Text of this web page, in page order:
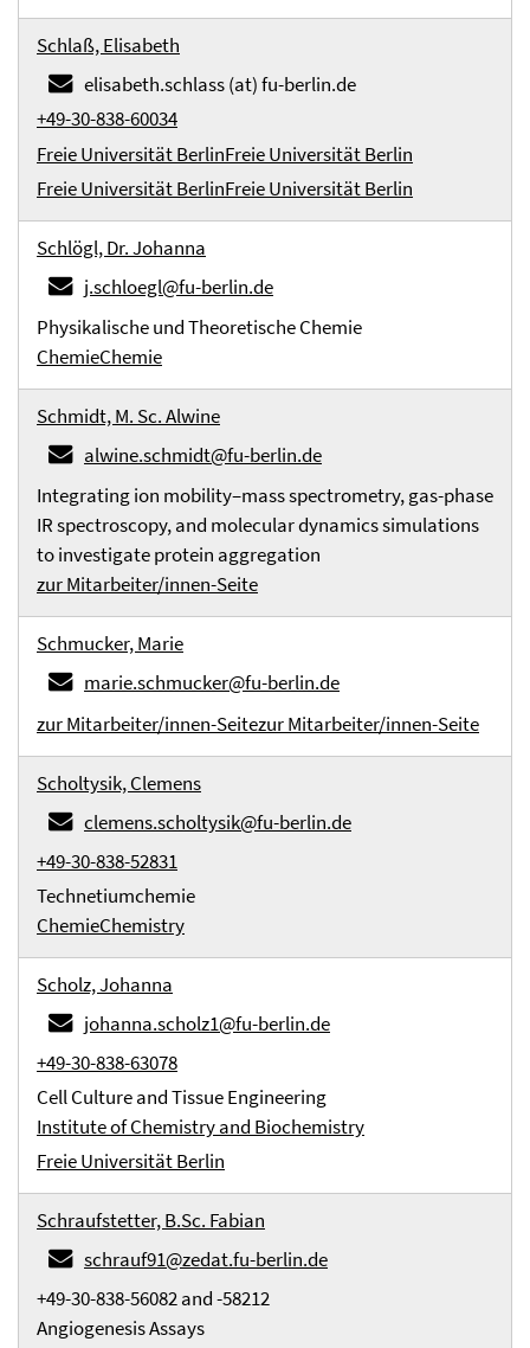
Schlaß, Elisabeth
elisabeth.schlass (at) fu-berlin.de
+49-30-838-60034
Freie Universität BerlinFreie Universität Berlin
Freie Universität BerlinFreie Universität Berlin
Schlögl, Dr. Johanna
j.schloegl@fu-berlin.de
Physikalische und Theoretische Chemie
ChemieChemie
Schmidt, M. Sc. Alwine
alwine.schmidt@fu-berlin.de
Integrating ion mobility–mass spectrometry, gas-phase
IR spectroscopy, and molecular dynamics simulations
to investigate protein aggregation
zur Mitarbeiter/innen-Seite
Schmucker, Marie
marie.schmucker@fu-berlin.de
zur Mitarbeiter/innen-Seitezur Mitarbeiter/innen-Seite
Scholtysik, Clemens
clemens.scholtysik@fu-berlin.de
+49-30-838-52831
Technetiumchemie
ChemieChemistry
Scholz, Johanna
johanna.scholz1@fu-berlin.de
+49-30-838-63078
Cell Culture and Tissue Engineering
Institute of Chemistry and Biochemistry
Freie Universität Berlin
Schraufstetter, B.Sc. Fabian
schrauf91@zedat.fu-berlin.de
+49-30-838-56082 and -58212
Angiogenesis Assays